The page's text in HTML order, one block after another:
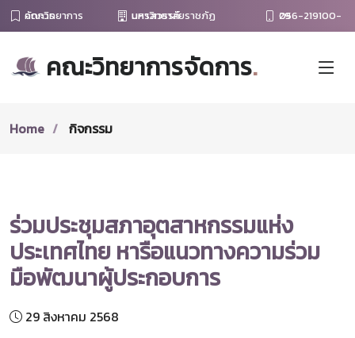
คณะวิทยาการจัดการ มหาวิทยาลัยราชภัฏนครสวรรค์ 056-219100-29
คณะวิทยาการจัดการ.
Home กิจกรรม
ร่วมประชุมสภาอุตสาหกรรมแห่ง
ประเทศไทย หารือแนวทางความร่วม
มือพัฒนาผู้ประกอบการ
29 สิงหาคม 2568